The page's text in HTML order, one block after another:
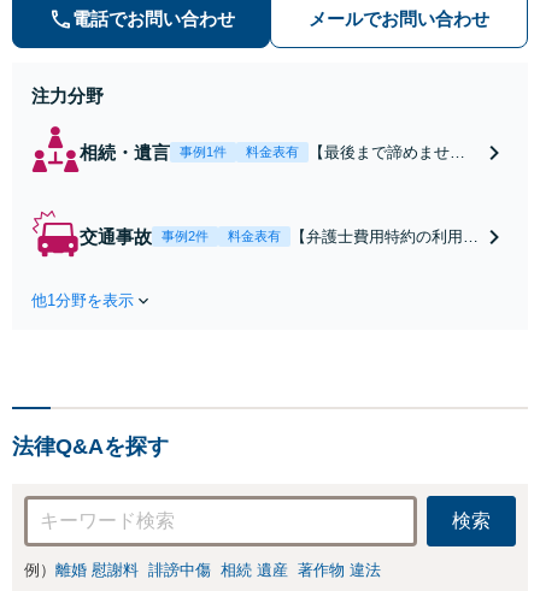
気軽にご相談ください。
電話でお問い合わせ メールでお問い合わせ
注力分野
相続・遺言 事例1件 料金表有
【最後まで諦めませ
合意してしまう前にご
交通事故 事例2件 料金表有
【弁護士費用特約の利用＆
は損をしてしまうかもしれ
他1分野を表示
法律Q&Aを探す
検索
例） 離婚 慰謝料 誹謗中傷 相続 遺産 著作物 違法